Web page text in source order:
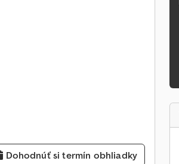
Dohodnúť si termín obhliadky